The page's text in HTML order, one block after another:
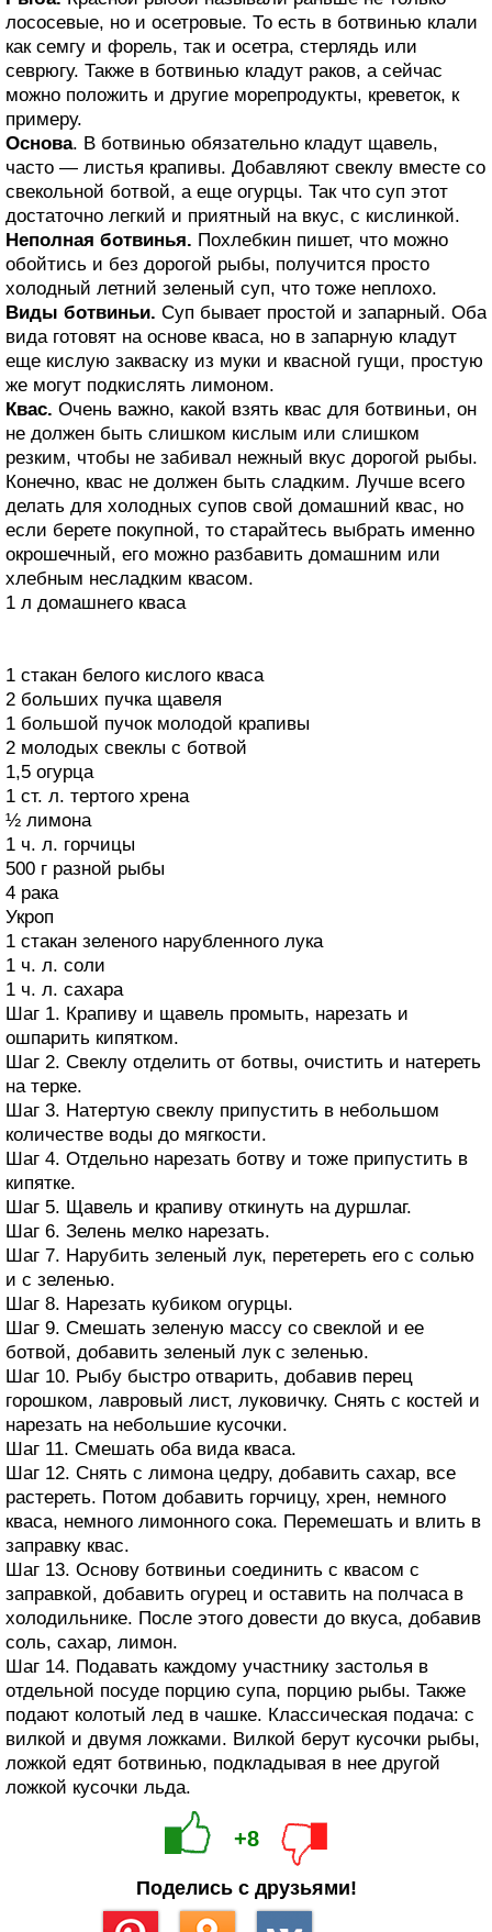
лососевые, но и осетровые. То есть в ботвинью клали
как семгу и форель, так и осетра, стерлядь или
севрюгу. Также в ботвинью кладут раков, а сейчас
можно положить и другие морепродукты, креветок, к
примеру.
Основа. В ботвинью обязательно кладут щавель,
часто — листья крапивы. Добавляют свеклу вместе со
свекольной ботвой, а еще огурцы. Так что суп этот
достаточно легкий и приятный на вкус, с кислинкой.
Неполная ботвинья. Похлебкин пишет, что можно
обойтись и без дорогой рыбы, получится просто
холодный летний зеленый суп, что тоже неплохо.
Виды ботвиньи. Суп бывает простой и запарный. Оба
вида готовят на основе кваса, но в запарную кладут
еще кислую закваску из муки и квасной гущи, простую
же могут подкислять лимоном.
Квас. Очень важно, какой взять квас для ботвиньи, он
не должен быть слишком кислым или слишком
резким, чтобы не забивал нежный вкус дорогой рыбы.
Конечно, квас не должен быть сладким. Лучше всего
делать для холодных супов свой домашний квас, но
если берете покупной, то старайтесь выбрать именно
окрошечный, его можно разбавить домашним или
хлебным несладким квасом.
1 л домашнего кваса
1 стакан белого кислого кваса
2 больших пучка щавеля
1 большой пучок молодой крапивы
2 молодых свеклы с ботвой
1,5 огурца
1 ст. л. тертого хрена
½ лимона
1 ч. л. горчицы
500 г разной рыбы
4 рака
Укроп
1 стакан зеленого нарубленного лука
1 ч. л. соли
1 ч. л. сахара
Шаг 1. Крапиву и щавель промыть, нарезать и
ошпарить кипятком.
Шаг 2. Свеклу отделить от ботвы, очистить и натереть
на терке.
Шаг 3. Натертую свеклу припустить в небольшом
количестве воды до мягкости.
Шаг 4. Отдельно нарезать ботву и тоже припустить в
кипятке.
Шаг 5. Щавель и крапиву откинуть на дуршлаг.
Шаг 6. Зелень мелко нарезать.
Шаг 7. Нарубить зеленый лук, перетереть его с солью
и с зеленью.
Шаг 8. Нарезать кубиком огурцы.
Шаг 9. Смешать зеленую массу со свеклой и ее
ботвой, добавить зеленый лук с зеленью.
Шаг 10. Рыбу быстро отварить, добавив перец
горошком, лавровый лист, луковичку. Снять с костей и
нарезать на небольшие кусочки.
Шаг 11. Смешать оба вида кваса.
Шаг 12. Снять с лимона цедру, добавить сахар, все
растереть. Потом добавить горчицу, хрен, немного
кваса, немного лимонного сока. Перемешать и влить в
заправку квас.
Шаг 13. Основу ботвиньи соединить с квасом с
заправкой, добавить огурец и оставить на полчаса в
холодильнике. После этого довести до вкуса, добавив
соль, сахар, лимон.
Шаг 14. Подавать каждому участнику застолья в
отдельной посуде порцию супа, порцию рыбы. Также
подают колотый лед в чашке. Классическая подача: с
вилкой и двумя ложками. Вилкой берут кусочки рыбы,
ложкой едят ботвинью, подкладывая в нее другой
ложкой кусочки льда.
+8
Поделись с друзьями!